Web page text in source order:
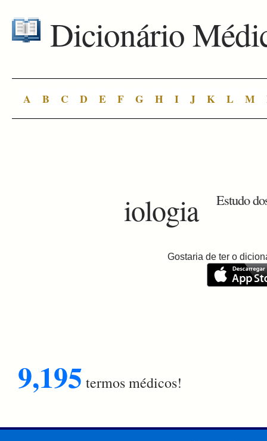
Dicionário
A B C D E F G H I J K L M
iologia Estudo
Gostaria de ter o
9,195 termos médicos!